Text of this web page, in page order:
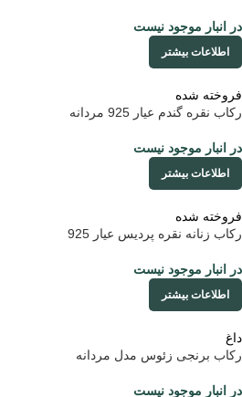
در انبار موجود نیست
اطلاعات بیشتر
فروخته شده
رکاب نقره گندم عیار 925 مردانه
در انبار موجود نیست
اطلاعات بیشتر
فروخته شده
رکاب زنانه نقره پردیس عیار 925
در انبار موجود نیست
اطلاعات بیشتر
داغ
رکاب برنجی زئوس مدل مردانه
در انبار موجود نیست